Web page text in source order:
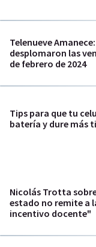
Telenueve
desplomaron las
de febrero de 2024
Tips para que tu
batería y dure más
Nicolás Trotta
estado no remite a
incentivo docente"